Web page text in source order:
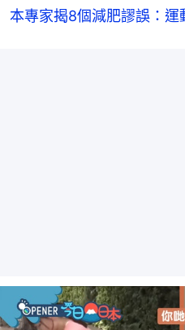
本專家揭8個減肥謬誤：